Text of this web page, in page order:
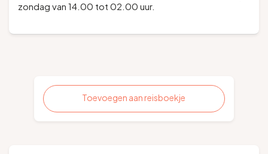
zondag van 14.00 tot 02.00 uur.
Toevoegen aan reisboekje